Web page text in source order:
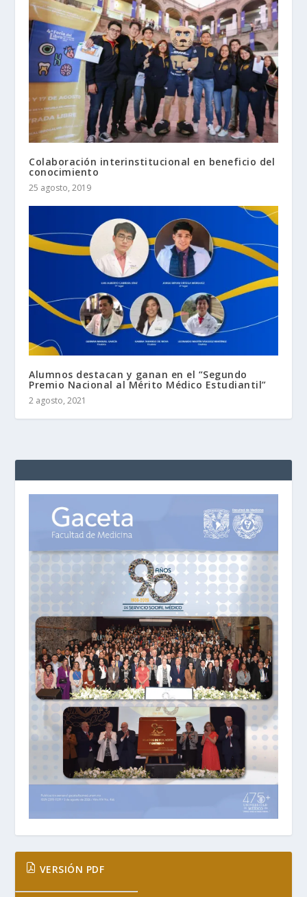
Colaboración interinstitucional en beneficio del
conocimiento
25 agosto, 2019
Alumnos destacan y ganan en el “Segundo
Premio Nacional al Mérito Médico Estudiantil”
2 agosto, 2021
VERSIÓN PDF